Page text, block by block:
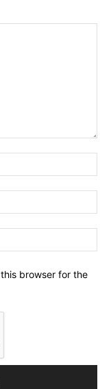
browser for the